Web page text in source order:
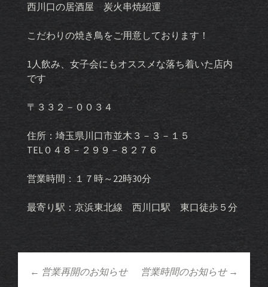
西川口の居酒屋 炭火串焼紹運
こだわりの焼き鳥をご用意しております！
1人飲み、女子会にもオススメな落ち着いた店内
です
〒３３２－００３４
住所：埼玉県川口市並木３－３－１５
TEL０４８－２９９－８２７６
営業時間：１７時～22時30分
最寄り駅：京浜東北線 西川口駅 東口徒歩５分
← 営業再開のお知らせ 営業時間のお知らせ →